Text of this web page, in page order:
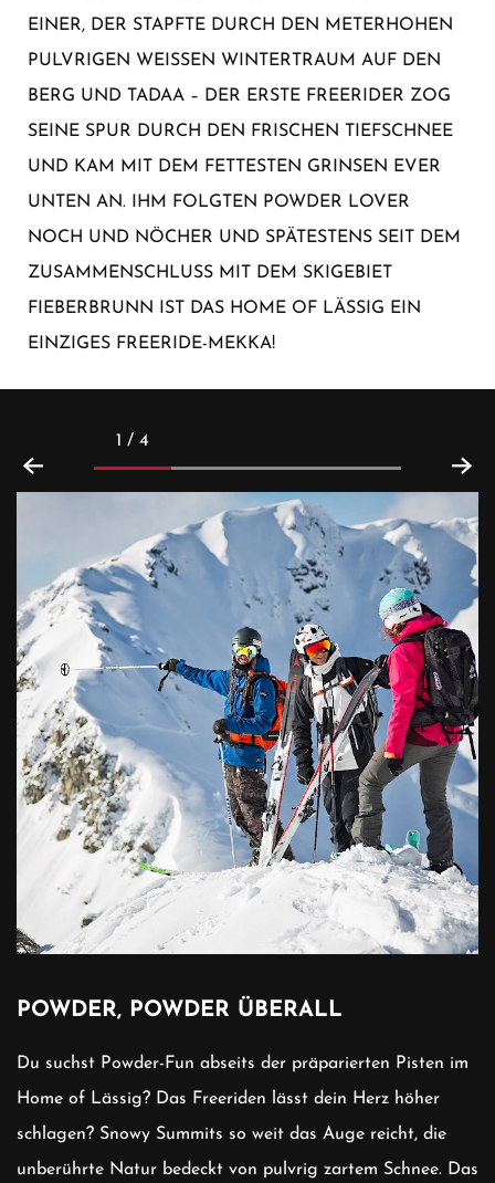
EINER, DER STAPFTE DURCH DEN METERHOHEN
PULVRIGEN WEISSEN WINTERTRAUM AUF DEN B
ERG UND TADAA – DER ERSTE FREERIDER ZOG S
EINE SPUR DURCH DEN FRISCHEN TIEFSCHNEE U
ND KAM MIT DEM FETTESTEN GRINSEN EVER U
NTEN AN. IHM FOLGTEN POWDER LOVER N
OCH UND NÖCHER UND SPÄTESTENS SEIT DEM Z
USAMMENSCHLUSS MIT DEM SKIGEBIET F
IEBERBRUNN IST DAS HOME OF LÄSSIG EIN E
INZIGES FREERIDE-MEKKA!
1 / 4
POWDER, POWDER ÜBERALL
Du suchst Powder-Fun abseits der präparierten Pisten im
Home of Lässig? Das Freeriden lässt dein Herz höher
schlagen? Snowy Summits so weit das Auge reicht, die
unberührte Natur bedeckt von pulvrig zartem Schnee. Das